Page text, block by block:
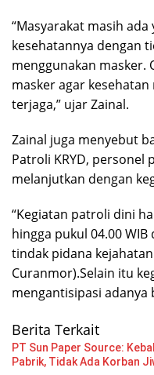
“Masyarakat masih
kesehatannya dengan
menggunakan masker.
masker agar
terjaga,” ujar Zainal.
Zainal juga menyebut
Patroli KRYD, personel
melanjutkan dengan
“Kegiatan patroli dini
hingga pukul 04.00
tindak pidana
Curanmor).Selain itu
mengantisipasi adanya
Berita Terkait
PT Sun Paper Source:
Pabrik, Tidak Ada Korban